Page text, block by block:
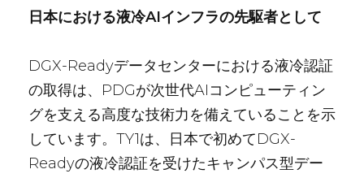
日本における液冷AIインフラの先駆者として
DGX-Readyデータセンターにおける液冷認証
の取得は、PDGが次世代AIコンピューティン
グを支える高度な技術力を備えていることを示
しています。TY1は、日本で初めてDGX-
Readyの液冷認証を受けたキャンパス型デー